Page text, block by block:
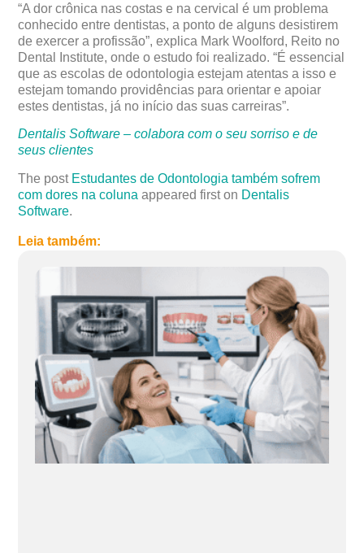
“A dor crônica nas costas e na cervical é um problema
conhecido entre dentistas, a ponto de alguns desistirem
de exercer a profissão”, explica Mark Woolford, Reito no
Dental Institute, onde o estudo foi realizado. “É essencial
que as escolas de odontologia estejam atentas a isso e
estejam tomando providências para orientar e apoiar
estes dentistas, já no início das suas carreiras”.
Dentalis Software – colabora com o seu sorriso e de
seus clientes
The post Estudantes de Odontologia também sofrem
com dores na coluna appeared first on Dentalis
Software.
Leia também: